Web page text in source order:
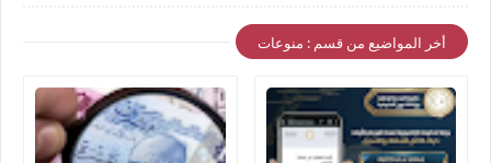
أخر المواضيع من قسم : منوعات